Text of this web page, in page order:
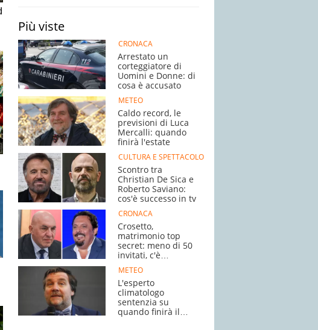
Più viste
CRONACA
Arrestato un
corteggiatore di
Uomini e Donne: di
cosa è accusato
METEO
Caldo record, le
previsioni di Luca
Mercalli: quando
finirà l'estate
CULTURA E SPETTACOLO
Scontro tra
Christian De Sica e
Roberto Saviano:
cos'è successo in tv
CRONACA
Crosetto,
matrimonio top
secret: meno di 50
invitati, c'è
Brignano
METEO
L'esperto
climatologo
sentenzia su
quando finirà il